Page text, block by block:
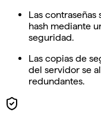
Las contraseñas
hash mediante
seguridad.
Las copias de
del servidor se
redundantes.